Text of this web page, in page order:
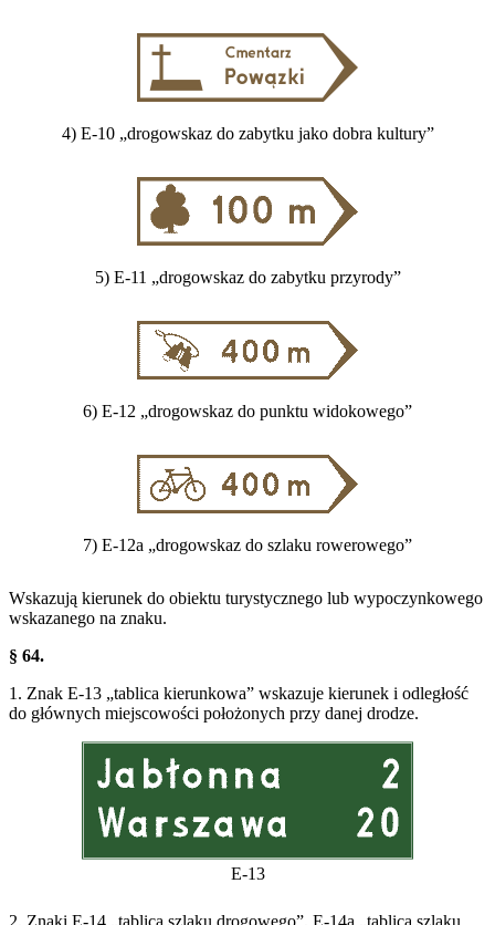
4) E-10 „drogowskaz do zabytku jako dobra kultury”
5) E-11 „drogowskaz do zabytku przyrody”
6) E-12 „drogowskaz do punktu widokowego”
7) E-12a „drogowskaz do szlaku rowerowego”
Wskazują kierunek do obiektu turystycznego lub wypoczynkowego
wskazanego na znaku.
§ 64.
1. Znak E-13 „tablica kierunkowa” wskazuje kierunek i odległość
do głównych miejscowości położonych przy danej drodze.
E-13
2. Znaki E-14 „tablica szlaku drogowego”, E-14a „tablica szlaku